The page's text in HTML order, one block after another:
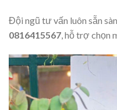
Đội ngũ tư vấn luôn sẵn
0816415567, hỗ trợ chọn